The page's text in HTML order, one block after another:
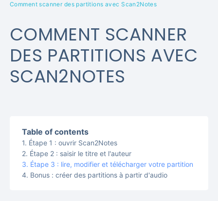
Comment scanner des partitions avec Scan2Notes
COMMENT SCANNER
DES PARTITIONS AVEC
SCAN2NOTES
Table of contents
Étape 1 : ouvrir Scan2Notes
Étape 2 : saisir le titre et l'auteur
Étape 3 : lire, modifier et télécharger votre partition
Bonus : créer des partitions à partir d'audio